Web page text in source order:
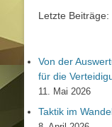
Letzte Beiträge:
Von der
für die
11. Mai 2026
Taktik im